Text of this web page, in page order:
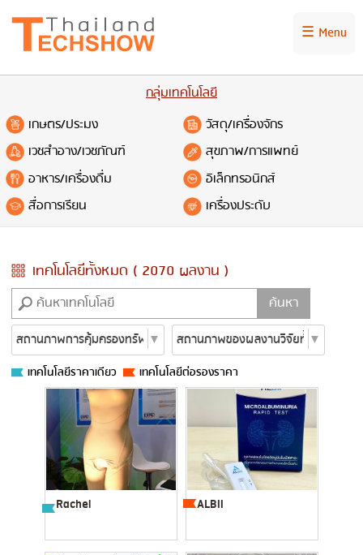
☰ Menu
กลุ่มเทคโนโลยี
เกษตร/ประมง
วัสดุ/เครื่องจักร
เวชสำอาง/เวชภัณฑ์
สุขภาพ/การแพทย์
อาหาร/เครื่องดื่ม
อิเล็กทรอนิกส์
สื่อการเรียน
เครื่องประดับ
เทคโนโลยีทั้งหมด ( 2070 ผลงาน )
เทคโนโลยีราคาเดียว เทคโนโลยีต่อรองราคา
Rachel ALBII